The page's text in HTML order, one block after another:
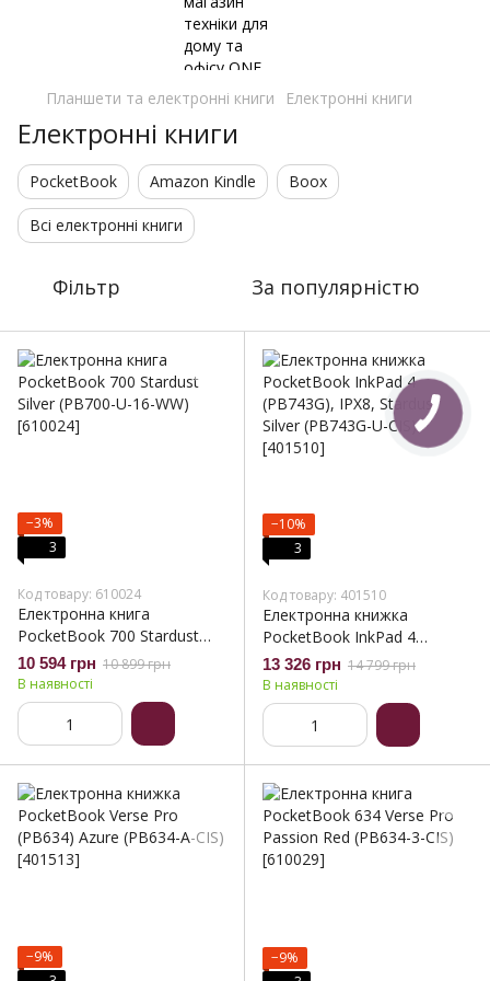
Планшети та електронні книги Електронні книги
Електронні книги
PocketBook Amazon Kindle Boox
Всі електронні книги
Фільтр За популярністю
−3%
3
Код товару: 610024
Електронна книга
PocketBook 700 Stardust
Silver (PB700-U-16-WW)
10 594 грн 10 899 грн
В наявності
−10%
3
Код товару: 401510
Електронна книжка
PocketBook InkPad 4
(PB743G), IPX8, Stardust
Silver (PB743G-U-CIS)
13 326 грн 14 799 грн
В наявності
−9%
−9%